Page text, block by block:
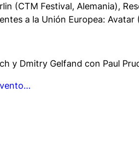
(CTM Festival, Alemania),
a la Unión Europea:
y Dmitry Gelfand con Paul